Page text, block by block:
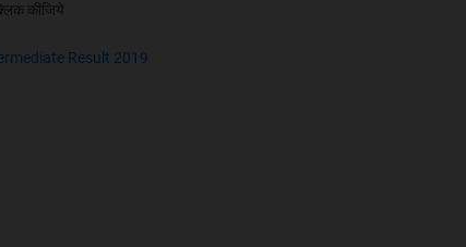
कीजिये
Result 2019